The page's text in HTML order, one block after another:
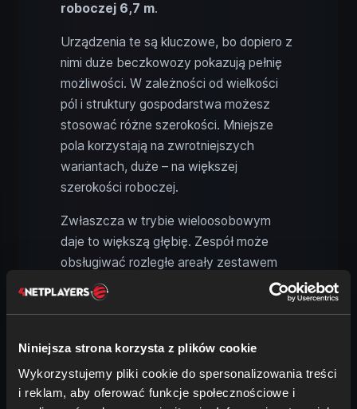
Niniejsza strona korzysta z plików cookie
Wykorzystujemy pliki cookie do spersonalizowania treści
i reklam, aby oferować funkcje społecznościowe i
roboczej 6,7 m.
Urządzenia te są kluczowe, bo dopiero z
nimi duże beczkowozy pokazują pełnię
możliwości. W zależności od wielkości
pól i struktury gospodarstwa możesz
stosować różne szerokości. Mniejsze
pola korzystają na zwrotniejszych
wariantach, duże – na większej
szerokości roboczej.
Zwłaszcza w trybie wieloosobowym
daje to większą głębię. Zespół może
obsługiwać rozległe areały zestawem
VT7138 z szeroką techniką aplikacji,
podczas gdy mniejsze gospodarstwa
Dzięki temu park maszynowy nie tylko
wygląda różnorodnie, ale też wymusza
realne decyzje.